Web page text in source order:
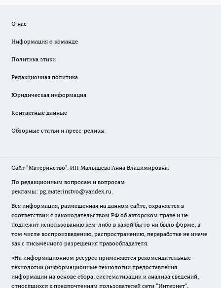
О нас
Информация о команде
Политика этики
Редакционная политика
Юридическая информация
Контактные данные
Обзорные статьи и пресс-релизы
Сайт "Материнство". ИП Малышева Анна Владимировна.
По редакционным вопросам и вопросам
рекламы: pg.materinstvo@yandex.ru.
Вся информация, размещенная на данном сайте, охраняется в
соответствии с законодательством РФ об авторском праве и не
подлежит использованию кем-либо в какой бы то ни было форме, в
том числе воспроизведению, распространению, переработке не иначе
как с письменного разрешения правообладателя.
«На информационном ресурсе применяются рекомендательные
технологии (информационные технологии предоставления
информации на основе сбора, систематизации и анализа сведений,
относящихся к предпочтениям пользователей сети "Интернет",